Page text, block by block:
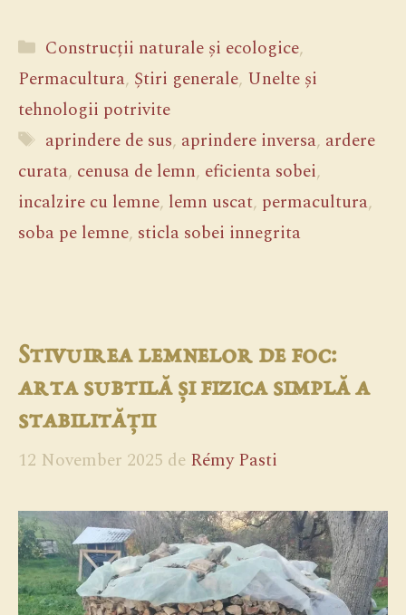
Categorii
Construcții naturale și ecologice,
Permacultura, Știri generale, Unelte și
tehnologii potrivite
Etichete
aprindere de sus, aprindere inversa, ardere
curata, cenusa de lemn, eficienta sobei,
incalzire cu lemne, lemn uscat, permacultura,
soba pe lemne, sticla sobei innegrita
Stivuirea lemnelor de foc:
arta subtilă și fizica simplă a
stabilității
12 November 2025 de Rémy Pasti